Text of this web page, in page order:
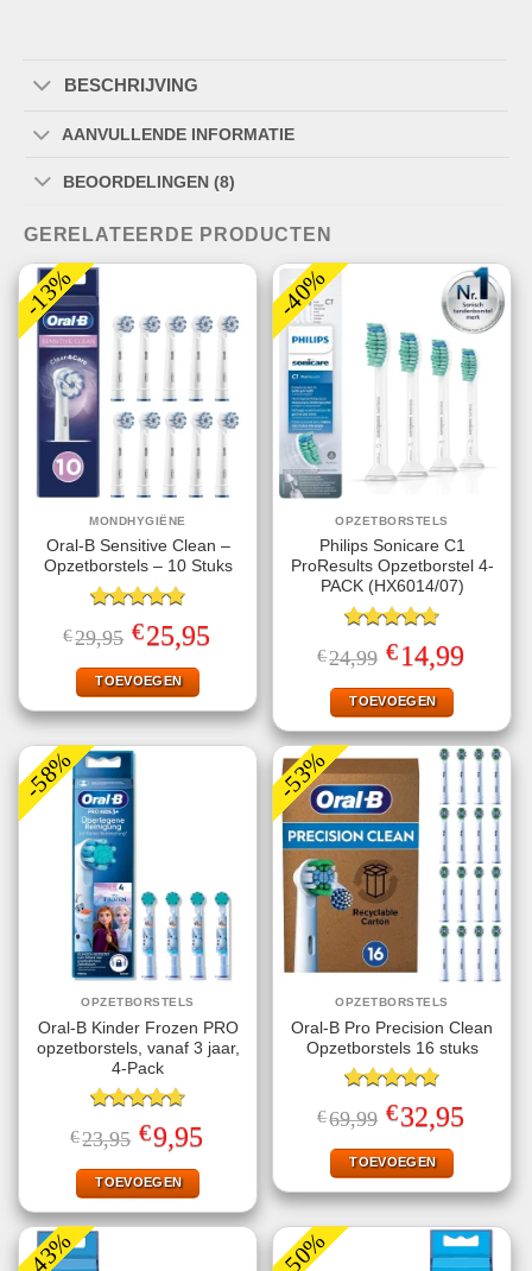
BESCHRIJVING
AANVULLENDE INFORMATIE
BEOORDELINGEN (8)
GERELATEERDE PRODUCTEN
-13%
MONDHYGIËNE
Oral-B Sensitive Clean –
Opzetborstels – 10 Stuks
Gewaardeerd
4.86uit 5
€29,95 Oorspronkelijke
prijs
was:
€29,95.
€25,95prijs
TOEVOEGEN
-40%
OPZETBORSTELS
Philips Sonicare C1
ProResults Opzetborstel 4-
PACK (HX6014/07)
Gewaardeerd
4.75uit 5
€24,99 Oorspronkelijke
prijs
was:
€24,99.
€14,99Huidige
prijs
TOEVOEGEN
-58%
OPZETBORSTELS
Oral-B Kinder Frozen PRO
opzetborstels, vanaf 3 jaar,
4-Pack
Gewaardeerd
4.67uit 5
€23,95 Oorspronkelijke
prijs
was:
€23,95.
€9,95prijs
TOEVOEGEN
-53%
OPZETBORSTELS
Oral-B Pro Precision Clean
Opzetborstels 16 stuks
Gewaardeerd
4.78uit 5
€69,99 Oorspronkelijke
prijs
was:
€69,99.
€32,95prijs
TOEVOEGEN
-43% -50%